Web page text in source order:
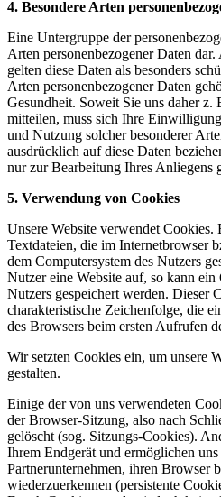
4. Besondere Arten
Eine Untergruppe der
Arten personenbezogener Daten dar.
gelten diese Daten als besonders
Arten personenbezogener Daten
Gesundheit. Soweit Sie uns daher z.
mitteilen, muss sich Ihre
und Nutzung solcher besonderer
ausdrücklich auf diese Daten
nur zur Bearbeitung Ihres Anliegens
5. Verwendung von Cookies
Unsere Website verwendet Cookies.
Textdateien, die im Internetbrowser
dem Computersystem des Nutzers
Nutzer eine Website auf, so kann
Nutzers gespeichert werden. Dieser
charakteristische Zeichenfolge, die
des Browsers beim ersten Aufrufen
Wir setzten Cookies ein, um unsere
gestalten.
Einige der von uns verwendeten
der Browser-Sitzung, also nach
gelöscht (sog. Sitzungs-Cookies).
Ihrem Endgerät und ermöglichen uns
Partnerunternehmen, ihren Browser
wiederzuerkennen (persistente